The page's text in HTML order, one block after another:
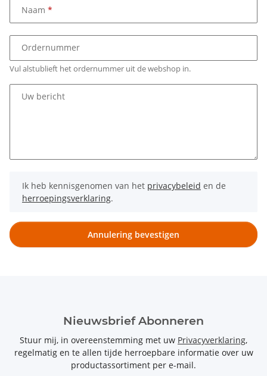
Naam
Vul alstublieft het ordernummer uit de webshop in.
Ordernummer
Uw bericht
Ik heb kennisgenomen van het privacybeleid en de
herroepingsverklaring.
Annulering bevestigen
Nieuwsbrief Abonneren
Stuur mij, in overeenstemming met uw Privacyverklaring,
regelmatig en te allen tijde herroepbare informatie over uw
productassortiment per e-mail.